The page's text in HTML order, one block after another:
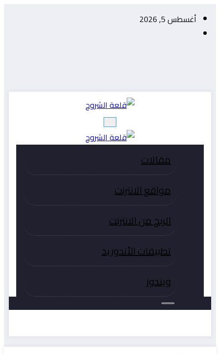
أغسطس 5, 2026
مقالات
مواقع الانترنت
الربح من الانترنت
تطبيقات الأندوريد
ويندوز